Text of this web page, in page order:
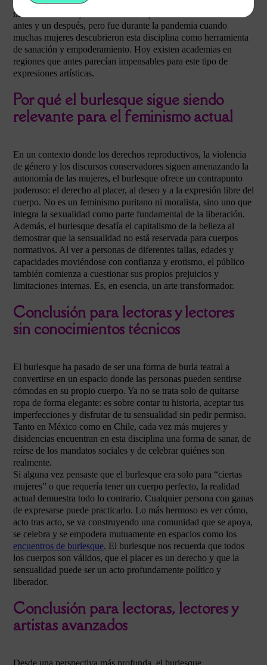
nacional. El reality “Cabaret Burlesque” en 2012 marcó un
antes y un después, pero fue durante la pandemia cuando
muchas mujeres descubrieron esta disciplina como herramienta
de sanación y empoderamiento. Hoy existen academias en
regiones que antes parecían impensables para este tipo de
expresiones artísticas.
Por qué el burlesque sigue siendo
relevante para el feminismo actual
En un contexto donde los derechos reproductivos, la violencia
de género y los discursos conservadores siguen amenazando la
autonomía de las mujeres, el burlesque ofrece un contrapunto
poderoso: el derecho al placer, al deseo y a la expresión libre del
cuerpo. No es un feminismo puritano ni moralista, sino uno que
integra la sexualidad como parte fundamental de la liberación.
Además, el burlesque desafía el capitalismo de la belleza al
demostrar que la sensualidad no está reservada para cuerpos
normativos. Al ver a personas de diferentes tallas, edades y
capacidades moviéndose con confianza y erotismo, el público
también comienza a cuestionar sus propios prejuicios y
limitaciones internas. Es, en esencia, un arte transformador.
Conclusión para lectoras y lectores
sin conocimientos técnicos
El burlesque ha pasado de ser una forma de burla teatral a
convertirse en un espacio donde las personas pueden sentirse
cómodas en su propio cuerpo. Ya no se trata solo de quitarse
ropa de forma elegante: es sobre contar tu historia, aceptar tus
imperfecciones y disfrutar de tu sensualidad sin pedir permiso.
Tanto en México como en Chile, cada vez más mujeres y
disidencias encuentran en esta disciplina una forma de sanar, de
reírse de los mandatos sociales y de celebrar quiénes son
realmente.
Si alguna vez pensaste que el burlesque era solo para “ciertas
mujeres” o que requería tener un cuerpo perfecto, la realidad
actual demuestra todo lo contrario. Cualquier persona con ganas
de expresarse puede practicarlo. Lo más hermoso es ver cómo,
acto tras acto, se va construyendo una comunidad que se apoya,
se celebra y se empodera mutuamente en espacios como los
encuentros de burlesque. El burlesque nos recuerda que todos
los cuerpos son válidos, que el placer es un derecho y que la
sensualidad puede ser un acto profundamente político y
liberador.
Conclusión para lectoras, lectores y
artistas avanzados
Desde una perspectiva más profunda, el burlesque